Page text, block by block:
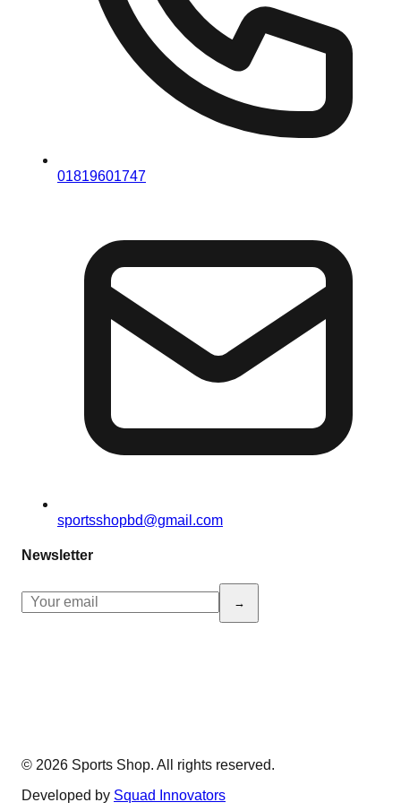
01819601747
sportsshopbd@gmail.com
Newsletter
→
© 2026 Sports Shop. All rights reserved.
Developed by Squad Innovators